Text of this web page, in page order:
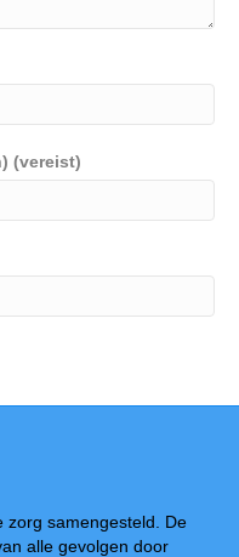
(vereist)
zorg samengesteld. De
alle gevolgen door